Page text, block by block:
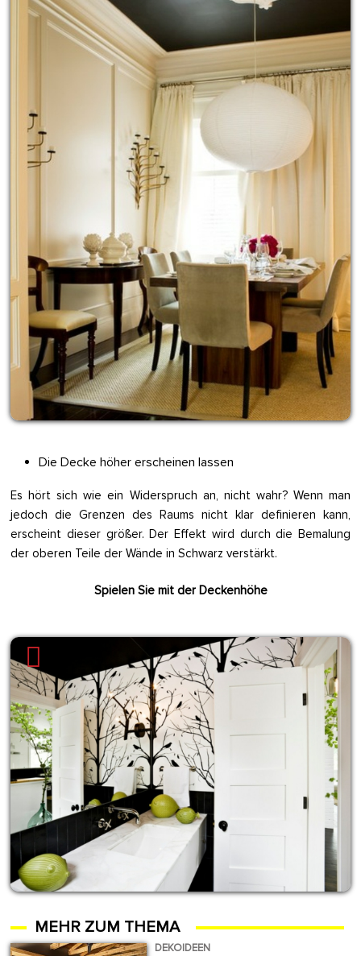
Die Decke höher erscheinen lassen
Es hört sich wie ein Widerspruch an, nicht wahr? Wenn man
jedoch die Grenzen des Raums nicht klar definieren kann,
erscheint dieser größer. Der Effekt wird durch die Bemalung
der oberen Teile der Wände in Schwarz verstärkt.
Spielen Sie mit der Deckenhöhe
MEHR ZUM THEMA
DEKOIDEEN